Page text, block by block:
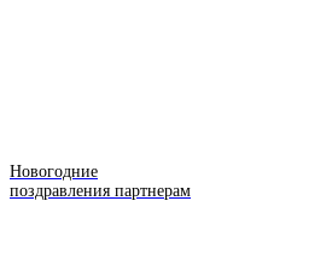
Новогодние
поздравления партнерам